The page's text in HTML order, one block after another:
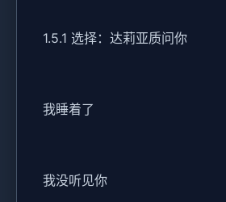
1.5.1 选择：达莉亚质问你
我睡着了
我没听见你